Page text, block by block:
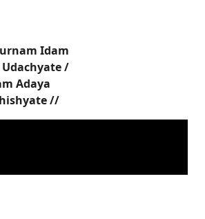
Idam
/
Adaya
//